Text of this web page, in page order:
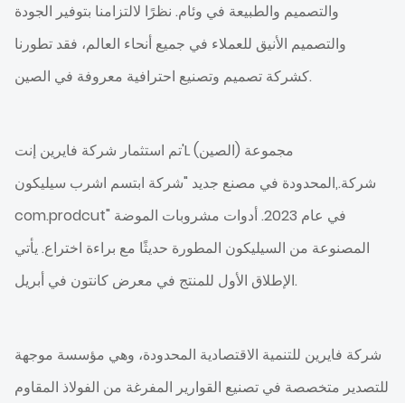
والتصميم والطبيعة في وئام. نظرًا لالتزامنا بتوفير الجودة
والتصميم الأنيق للعملاء في جميع أنحاء العالم، فقد تطورنا
كشركة تصميم وتصنيع احترافية معروفة في الصين.
تم استثمار شركة فايرين إنت'L مجموعة (الصين)
شركة.,المحدودة في مصنع جديد "شركة ابتسم اشرب سيليكون
com.prodcut" في عام 2023. أدوات مشروبات الموضة
المصنوعة من السيليكون المطورة حديثًا مع براءة اختراع. يأتي
الإطلاق الأول للمنتج في معرض كانتون في أبريل.
شركة فايرين للتنمية الاقتصادية المحدودة، وهي مؤسسة موجهة
للتصدير متخصصة في تصنيع القوارير المفرغة من الفولاذ المقاوم